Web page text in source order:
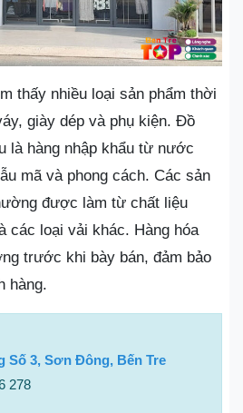
thấy nhiều loại sản phẩm thời
giày dép và phụ kiện. Đồ
là hàng nhập khẩu từ nước
mã và phong cách. Các sản
được làm từ chất liệu
các loại vải khác. Hàng hóa
trước khi bày bán, đảm bảo
hàng.
Số 3, Sơn Đông, Bến Tre
278